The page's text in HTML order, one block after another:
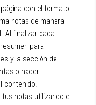
con el formato
notas de manera
Al finalizar cada
para
y la sección de
o hacer
contenido.
tus notas utilizando el